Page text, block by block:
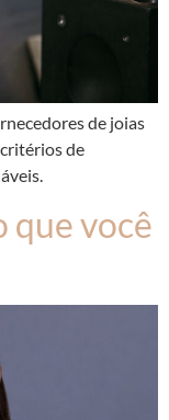
de joias
de
que você